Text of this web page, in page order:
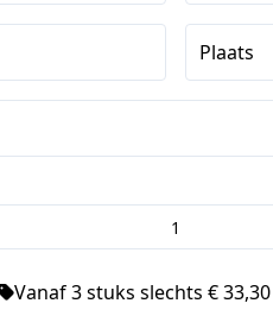
Plaats
Vanaf 3 stuks slechts €